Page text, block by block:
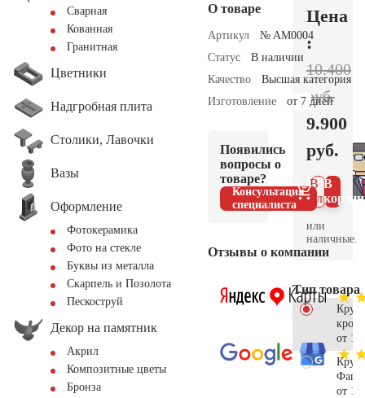
Сварная
Кованная
Гранитная
Цветники
Надгробная плита
Столики, Лавочки
Вазы
Оформление
Фотокерамика
Фото на стекле
Буквы из металла
Скарпель и Позолота
Пескоструй
Декор на памятник
Акрил
Композитные цветы
Бронза
О товаре
Артикул
№ AM0004
Статус
В наличии
Качество
Высшая категория
Изготовление
от 7 дней
Появились
вопросы о
товаре?
Консультация
специалиста
Отзывы о компании
Цена
:
10.400
руб.
9.900
руб.
В
В 1
клик
или
наличные.
Тип товара
Круг
от
Круг
от